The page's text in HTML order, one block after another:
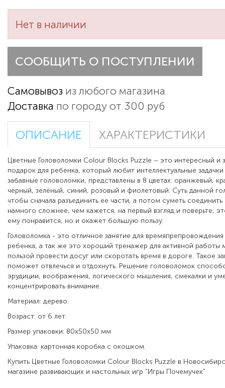
Нет в наличии
СООБЩИТЬ О ПОСТУПЛЕНИИ
Самовывоз из любого магазина
Доставка по городу от 300 руб
ОПИСАНИЕ ХАРАКТЕРИСТИКИ
Цветные Головоломки Colour Blocks Puzzle – это интересный и
подарок для ребенка, который любит интеллектуальные
забавные головоломки, представлены в 8 цветах: оранжевый,
чёрный, зелёный, синий, розовый и фиолетовый. Суть данной
чтобы сначала разъединить ее части, а потом суметь
намного сложнее, чем кажется, на первый взгляд и поверьте,
ему понравится, но и окажет большую пользу.
Головоломка - это отличное занятие для
ребенка, а так же это хороший тренажер для активной работы
пользой провести досуг или скоротать время в дороге. Такое
поможет отвлечься и отдохнуть. Решение головоломок
эрудиции, воображения, логического мышления, смекалки и
концентрировать внимание.
Материал: дерево.
Возраст: от 6 лет.
Размер упаковки: 80х50х50 мм
Упаковка: картонная коробка с окошком.
Купить Цветные Головоломки Colour Blocks Puzzle в
магазине развивающих и настольных игр "Игры Почемучек"